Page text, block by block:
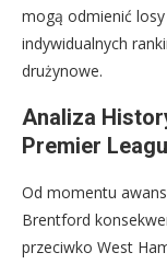
mogą odmienić
indywidualnych
drużynowe.
Analiza
Premier
Od momentu
Brentford
przeciwko West